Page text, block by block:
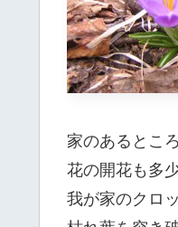
家のあるとこ
花の開花も多
我が家のクロ